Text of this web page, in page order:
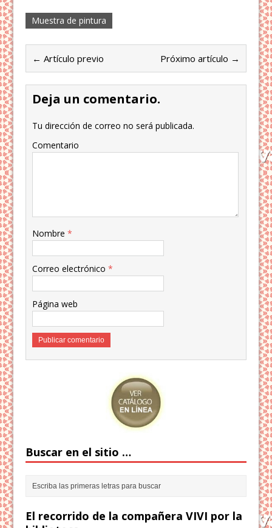
Muestra de pintura
← Artículo previo Próximo artículo →
Deja un comentario.
Tu dirección de correo no será publicada.
Comentario
Nombre*
Correo electrónico*
Página web
Buscar en el sitio …
El recorrido de la compañera VIVI por la